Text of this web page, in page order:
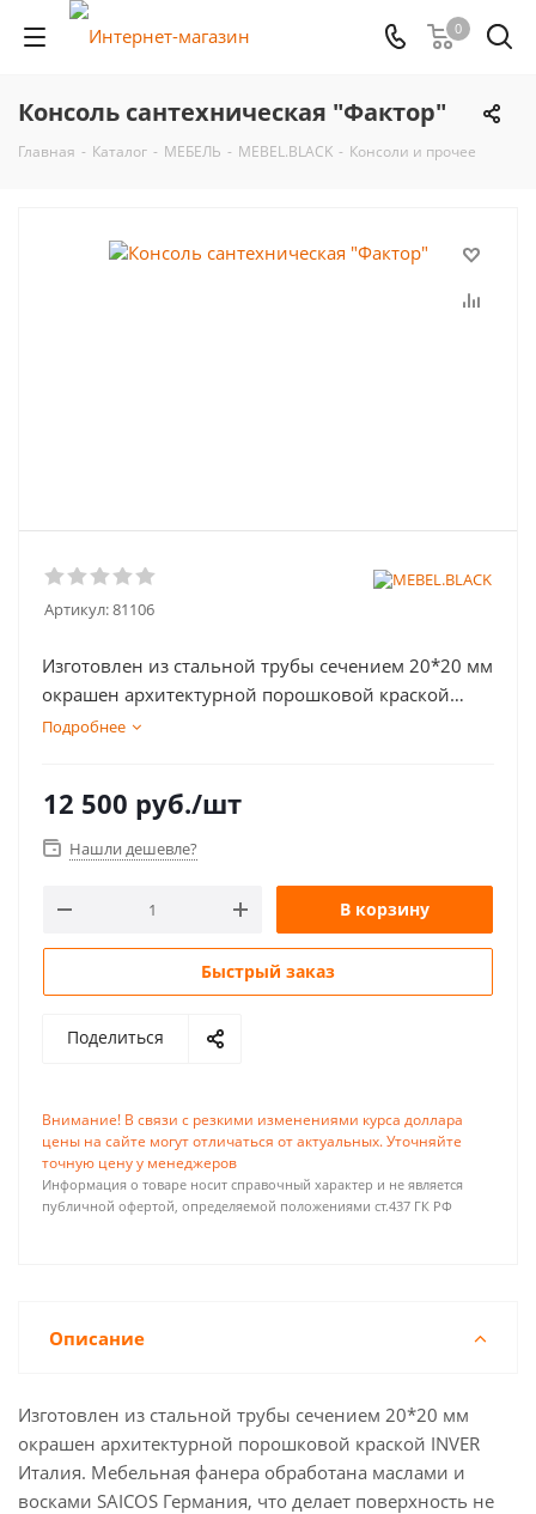
0
Консоль сантехническая "Фактор"
Главная - Каталог - МЕБЕЛЬ - MEBEL.BLACK - Консоли и прочее
Артикул:81106
Изготовлен из стальной трубы сечением 20*20 мм
окрашен архитектурной порошковой краской
INVER Италия. Мебельная фанера обработана
колоссально износостойкой!
Подробнее
12 500 руб./шт
Нашли дешевле?
В корзину
Быстрый заказ
Поделиться
Внимание! В связи с резкими изменениями курса доллара
цены на сайте могут отличаться от актуальных. Уточняйте
точную цену у менеджеров
Информация о товаре носит справочный характер и не является
публичной офертой, определяемой положениями ст.437 ГК РФ
Описание
Изготовлен из стальной трубы сечением 20*20 мм
окрашен архитектурной порошковой краской INVER
Италия. Мебельная фанера обработана маслами и
восками SAICOS Германия, что делает поверхность не